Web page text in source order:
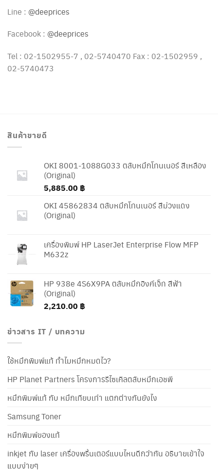
Line : @deeprices
Facebook : @deeprices
Tel : 02-1502955-7 , 02-5740470 Fax : 02-1502959 ,
02-5740473
สินค้าขายดี
OKI 8001-1088G033 ตลับหมึกโทนเนอร์ สีเหลือง
(Original)
5,885.00 ฿
OKI 45862834 ตลับหมึกโทนเนอร์ สีม่วงแดง
(Original)
เครื่องพิมพ์ HP LaserJet Enterprise Flow MFP
M632z
HP 938e 4S6X9PA ตลับหมึกอิงค์เจ็ท สีฟ้า
(Original)
2,210.00 ฿
ข่าวสาร IT / บทความ
ใช้หมึกพิมพ์แท้ ทำไมหมึกหมดไว?
HP Planet Partners โครงการรีไซเคิลตลับหมึกเอชพี
หมึกพิมพ์แท้ กับ หมึกเทียบเท่า แตกต่างกันยังไง
Samsung Toner
หมึกพิมพ์ของแท้
inkjet กับ laser เครื่องพริ้นเตอร์แบบไหนดีกว่ากัน อธิบายเข้าใจ
แบบง่ายๆ